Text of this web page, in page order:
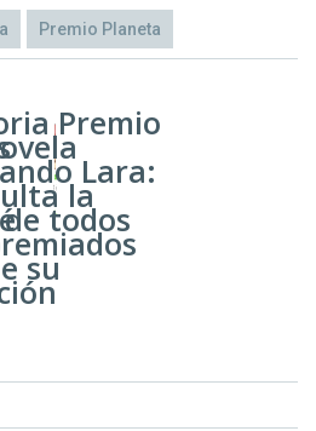
Premio Planeta
Premio
Lara:
la
todos
su